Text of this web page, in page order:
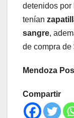
detenidos
tenían
sangre,
de compra de
Mendoza
Compartir